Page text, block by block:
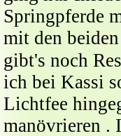
Springpferde
mit den
gibt's noch
ich bei Kassi
Lichtfee
manövrieren .